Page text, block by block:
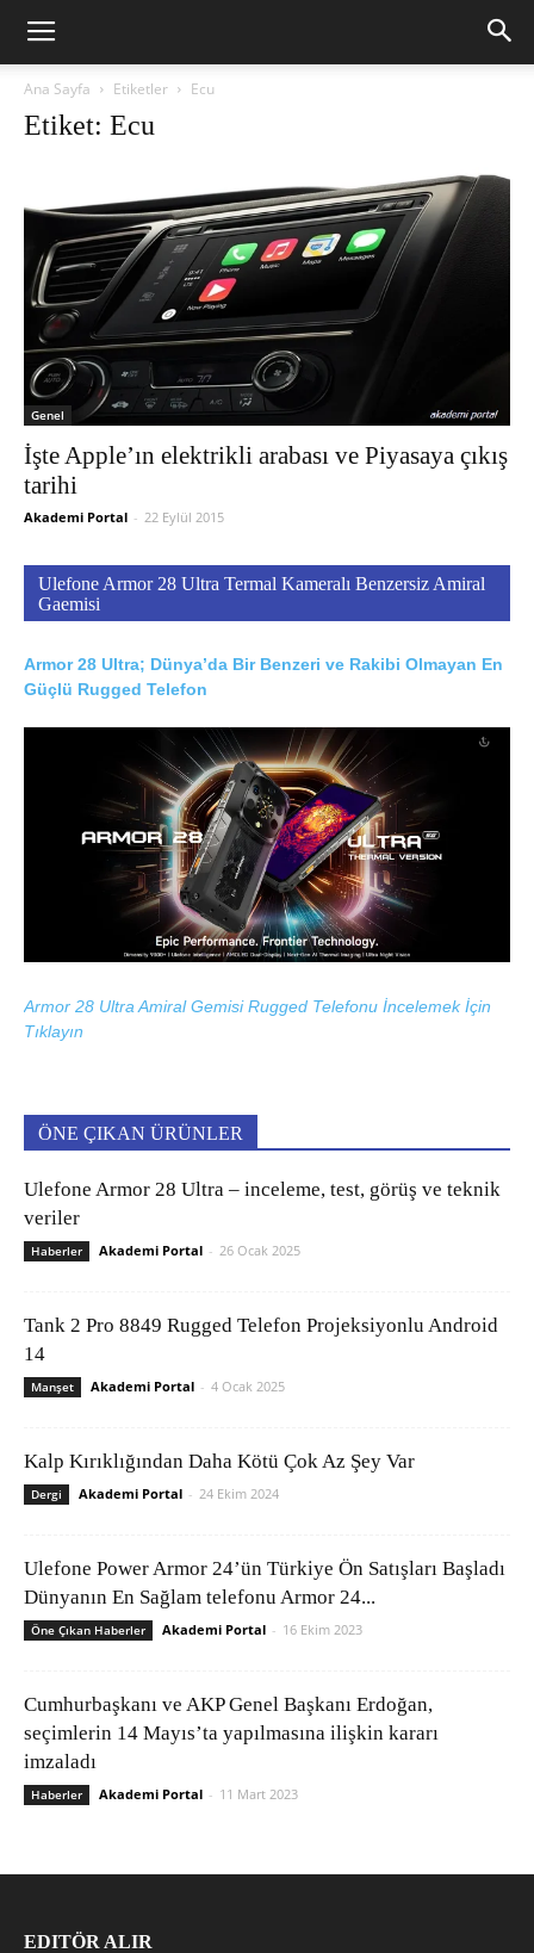
Ana Sayfa Etiketler Ecu
Etiket: Ecu
Genel
İşte Apple’ın elektrikli arabası ve Piyasaya çıkış
tarihi
Akademi Portal - 22 Eylül 2015
Ulefone Armor 28 Ultra Termal Kameralı Benzersiz Amiral
Gaemisi
Armor 28 Ultra; Dünya’da Bir Benzeri ve Rakibi Olmayan En
Güçlü Rugged Telefon
Armor 28 Ultra Amiral Gemisi Rugged Telefonu İncelemek İçin
Tıklayın
ÖNE ÇIKAN ÜRÜNLER
Ulefone Armor 28 Ultra – inceleme, test, görüş ve teknik
veriler
Haberler Akademi Portal - 26 Ocak 2025
Tank 2 Pro 8849 Rugged Telefon Projeksiyonlu Android
14
Manşet Akademi Portal - 4 Ocak 2025
Kalp Kırıklığından Daha Kötü Çok Az Şey Var
Dergi Akademi Portal - 24 Ekim 2024
Ulefone Power Armor 24’ün Türkiye Ön Satışları Başladı
Dünyanın En Sağlam telefonu Armor 24...
Öne Çıkan Haberler Akademi Portal - 16 Ekim 2023
Cumhurbaşkanı ve AKP Genel Başkanı Erdoğan,
seçimlerin 14 Mayıs’ta yapılmasına ilişkin kararı
imzaladı
Haberler Akademi Portal - 11 Mart 2023
EDITÖR ALIR